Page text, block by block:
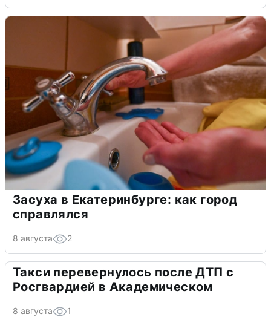
Засуха в Екатеринбурге: как город
справлялся
8 августа 2
Такси перевернулось после ДТП с
Росгвардией в Академическом
8 августа 1